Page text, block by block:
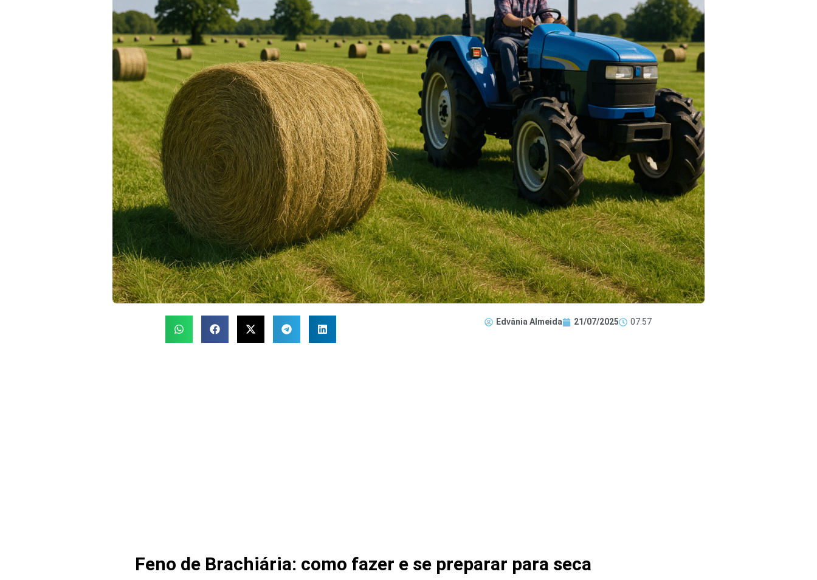
Edvânia Almeida 21/07/2025 07:57
Feno de Brachiária: como fazer e se preparar para seca